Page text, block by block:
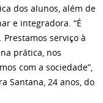
dos alunos, além de
e integradora. “É
serviço à
prática, nos
com a sociedade”,
Santana, 24 anos, do